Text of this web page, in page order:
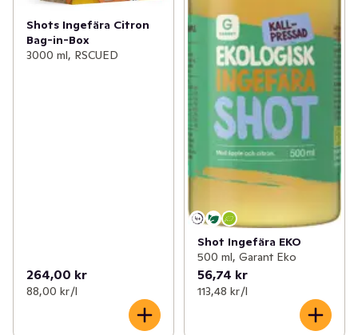
Shots Ingefära Citron
Bag-in-Box
3000 ml, RSCUED
264,00 kr
88,00 kr /l
Shot Ingefära EKO
500 ml, Garant Eko
56,74 kr
113,48 kr /l